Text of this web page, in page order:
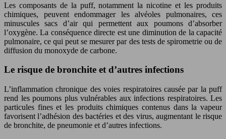
Les composants de la puff, notamment la nicotine et les produits
chimiques, peuvent endommager les alvéoles pulmonaires, ces
minuscules sacs d’air qui permettent aux poumons d’absorber
l’oxygène. La conséquence directe est une diminution de la capacité
pulmonaire, ce qui peut se mesurer par des tests de spirometrie ou de
diffusion du monoxyde de carbone.
Le risque de bronchite et d’autres infections
L’inflammation chronique des voies respiratoires causée par la puff
rend les poumons plus vulnérables aux infections respiratoires. Les
particules fines et les produits chimiques contenus dans la vapeur
favorisent l’adhésion des bactéries et des virus, augmentant le risque
de bronchite, de pneumonie et d’autres infections.